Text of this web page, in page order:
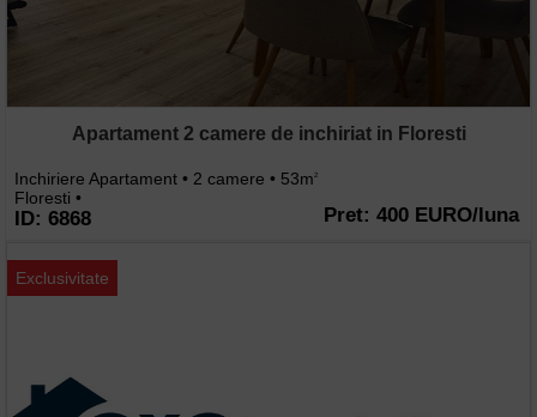
Apartament 2 camere de inchiriat in Floresti
Inchiriere Apartament • 2 camere • 53m2
Floresti •
ID: 6868 Pret: 400 EURO/luna
Exclusivitate